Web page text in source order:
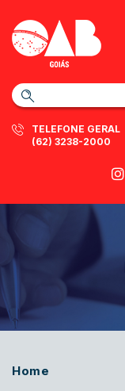
TELEFONE GERAL
(62) 3238-2000
Home